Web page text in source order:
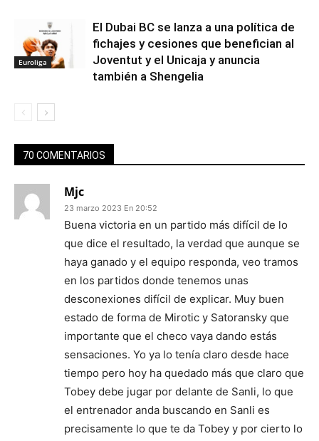
Euroliga
El Dubai BC se lanza a una política de
fichajes y cesiones que benefician al
Joventut y el Unicaja y anuncia
también a Shengelia
70 COMENTARIOS
Mjc
23 marzo 2023 En 20:52
Buena victoria en un partido más difícil de lo
que dice el resultado, la verdad que aunque se
haya ganado y el equipo responda, veo tramos
en los partidos donde tenemos unas
desconexiones difícil de explicar. Muy buen
estado de forma de Mirotic y Satoransky que
importante que el checo vaya dando estás
sensaciones. Yo ya lo tenía claro desde hace
tiempo pero hoy ha quedado más que claro que
Tobey debe jugar por delante de Sanli, lo que
el entrenador anda buscando en Sanli es
precisamente lo que te da Tobey y por cierto lo